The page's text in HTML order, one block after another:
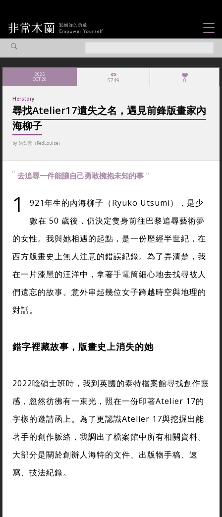
觀點專欄
焦點企劃
社會企業
2025
OCT 20 5749 0
Herstory
尋找Atelier17遺失之名，遇見前鋒版畫家內
海柳子
by 洪如意（RedLouise）
去追尋一件能讓自己勇敢擁抱未知的事
1
921年生的內海柳子（Ryuko Utsumi），是少
數在 50 歲後，仍決定隻身前往巴黎追尋藝術夢
的女性。我與她相遇的起點，是一份歷經半世紀，在
西方版畫史上無人注意的錯誤紀錄。為了弄清楚，我
在一片漆黑的汪洋中，拿著手電筒細心地去找尋被人
們遺忘的故事。意外串起幾位女子跨越時空與地理的
對話。
錯字裡藏故事，版畫史上消失的她
2022唸碩士班時，我到英國的泰特檔案館尋找創作靈
感，忽然彷彿有一束光，照在一份印著Atelier 17的
字樣的邀請函上。為了更認識Atelier 17與挖掘出能
著手的創作脈絡，我調出了檔案館中所有相關資料。
大部分是關於創辦人海特的文件、出版物手稿、速
寫、技法紀錄。